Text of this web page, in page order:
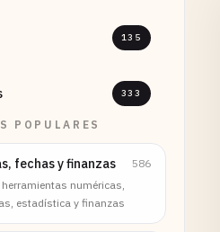
135
333
POPULARES
fechas y finanzas
586
numéricas,
estadística y finanzas